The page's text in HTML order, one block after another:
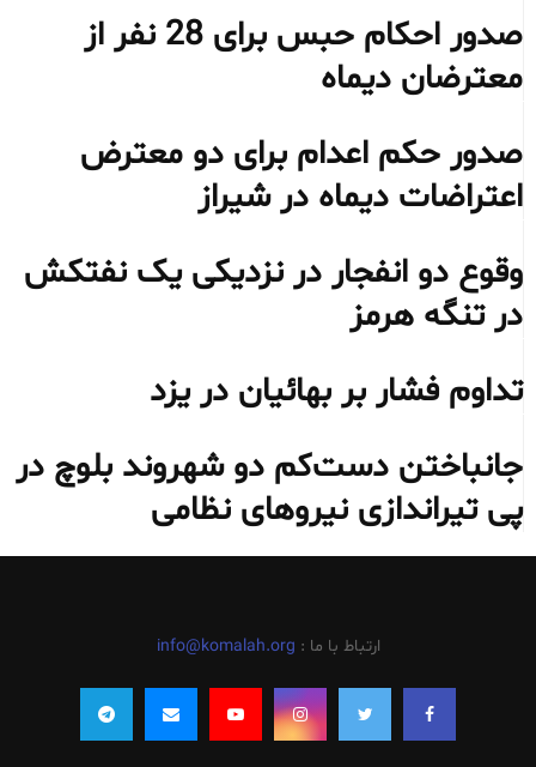
صدور احکام حبس برای 28 نفر از
معترضان دیماه
صدور حکم اعدام برای دو معترض
اعتراضات دیماه در شیراز
وقوع دو انفجار در نزدیکی یک نفتکش
در تنگه هرمز
تداوم فشار بر بهائیان در یزد
جانباختن دست‌کم دو شهروند بلوچ در
پی تیراندازی نیروهای نظامی
ارتباط با ما : info@komalah.org